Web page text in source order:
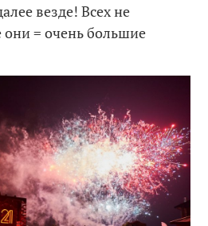
везде! Всех не
они = очень большие